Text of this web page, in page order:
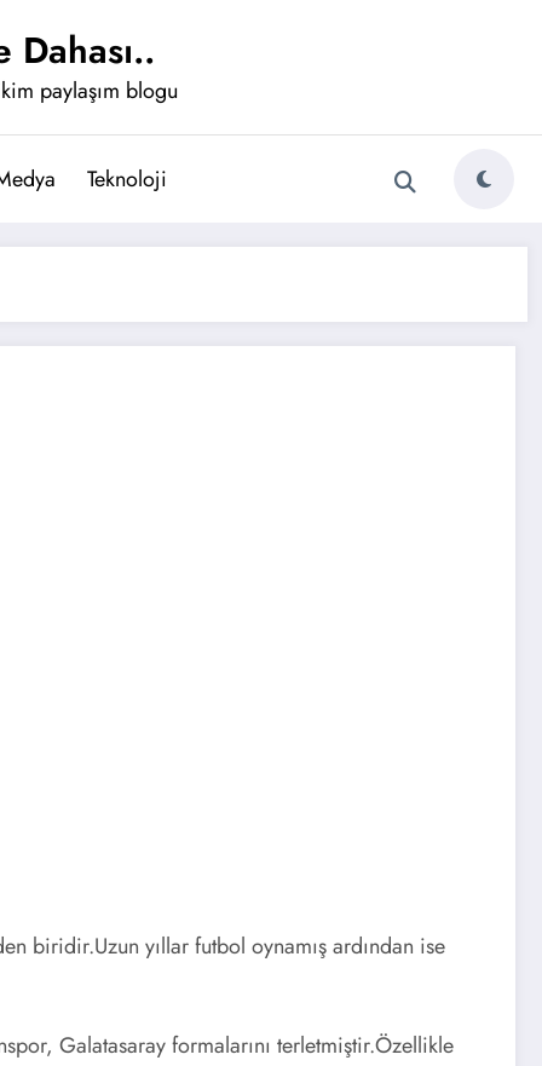
paylaşım blogu
Teknoloji
biridir.Uzun yıllar futbol oynamış ardından ise
Galatasaray formalarını terletmiştir.Özellikle